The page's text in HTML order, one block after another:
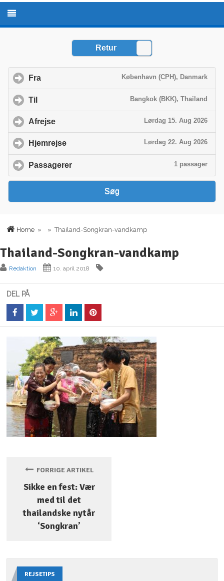
Home » » Thailand-Songkran-vandkamp
Thailand-Songkran-vandkamp
Redaktion 10. april 2018
DEL PÅ
FORRIGE ARTIKEL
Sikke en fest: Vær
med til det
thailandske nytår
‘Songkran’
REJSETIPS